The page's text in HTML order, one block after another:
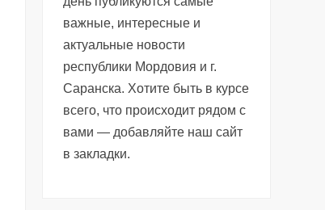
важные, интересные и
актуальные новости
республики Мордовия и г.
Саранска. Хотите быть в курсе
всего, что происходит рядом с
вами — добавляйте наш сайт
в закладки.